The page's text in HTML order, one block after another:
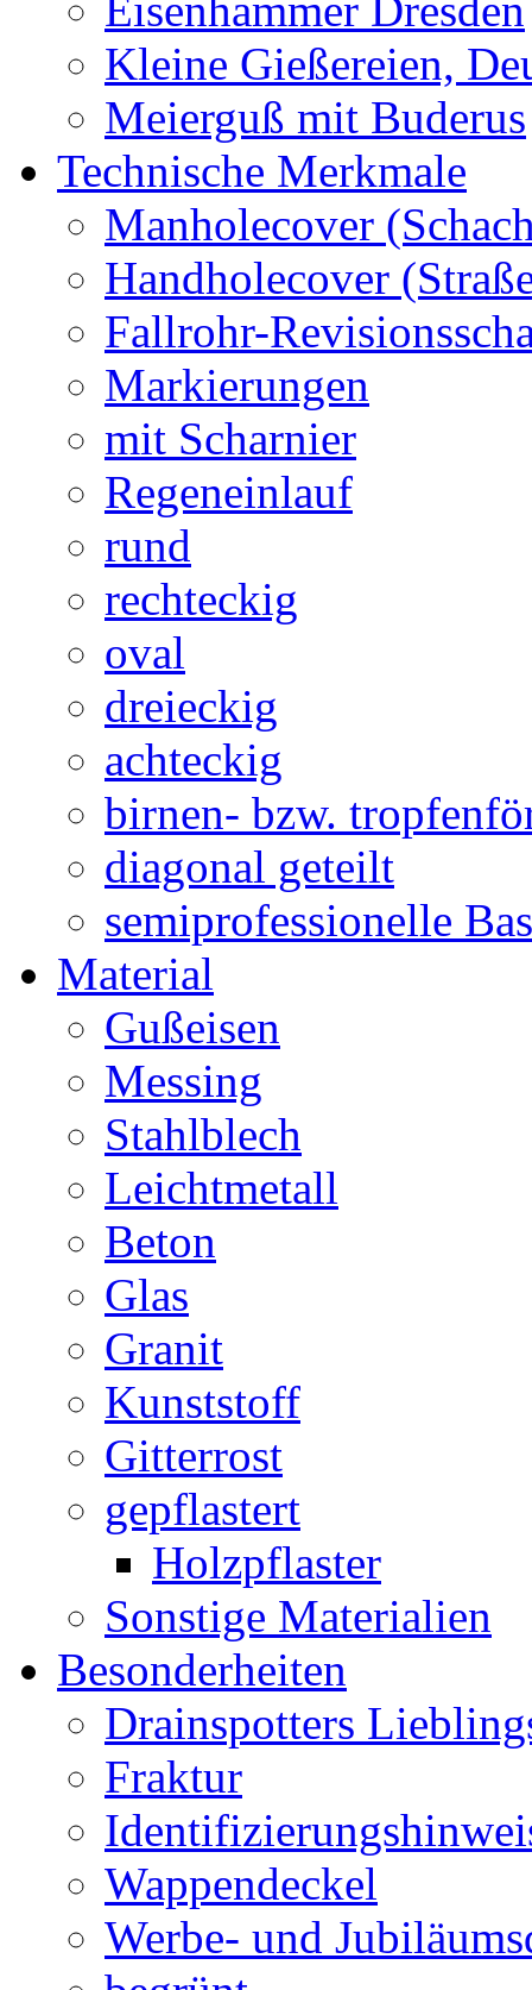
Kleine Gießereien,
Meierguß mit Buderus
Technische Merkmale
Manholecover
Handholecover
Fallrohr-
Markierungen
mit Scharnier
Regeneinlauf
rund
rechteckig
oval
dreieckig
achteckig
birnen- bzw.
diagonal geteilt
semiprofessionelle
Material
Gußeisen
Messing
Stahlblech
Leichtmetall
Beton
Glas
Granit
Kunststoff
Gitterrost
gepflastert
Holzpflaster
Sonstige Materialien
Besonderheiten
Drainspotters
Fraktur
Wappendeckel
Werbe- und